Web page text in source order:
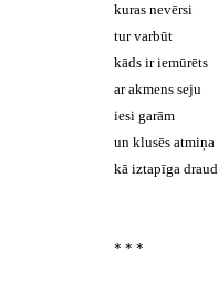
kuras nevērsi
tur varbūt
kāds ir iemūrēts
ar akmens seju
iesi garām
un klusēs atmiņa
kā iztapīga
* * *